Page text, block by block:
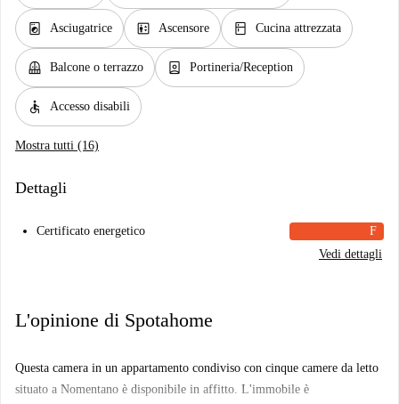
local_laundry_service Asciugatrice elevator Ascensore kitchen Cucina attrezzata
balcony Balcone o terrazzo person_book Portineria/Reception
accessible Accesso disabili
Mostra tutti (16)
Dettagli
Certificato energetico
F
Vedi dettagli
L'opinione di Spotahome
Questa camera in un appartamento condiviso con cinque camere da letto
situato a Nomentano è disponibile in affitto. L'immobile è